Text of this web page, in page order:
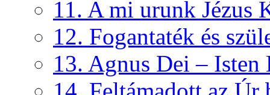
11. A mi urunk Jézus
12. Fogantaték és
13. Agnus Dei – Isten